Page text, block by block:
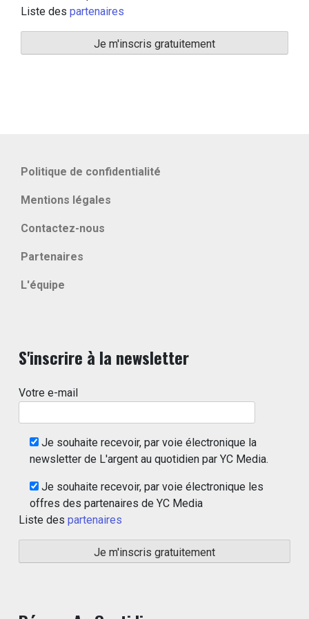
Liste des partenaires
Politique de confidentialité
Mentions légales
Contactez-nous
Partenaires
L'équipe
S'inscrire à la newsletter
Votre e-mail
Je souhaite recevoir, par voie électronique la
newsletter de L'argent au quotidien par YC Media.
Je souhaite recevoir, par voie électronique les
offres des partenaires de YC Media
Liste des partenaires